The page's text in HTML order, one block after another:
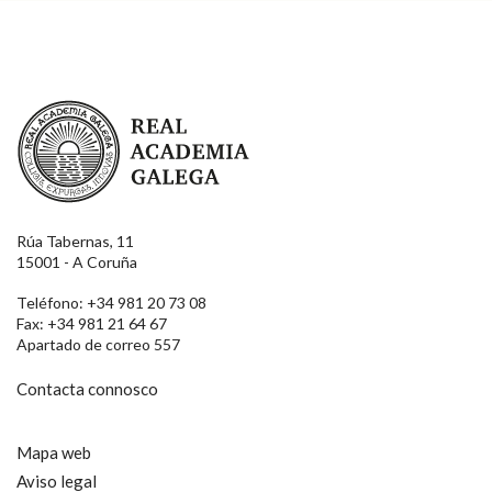
Real Academia Galega
Rúa Tabernas, 11
15001 - A Coruña
Teléfono: +34 981 20 73 08
Fax: +34 981 21 64 67
Apartado de correo 557
Contacta connosco
Mapa web
Aviso legal